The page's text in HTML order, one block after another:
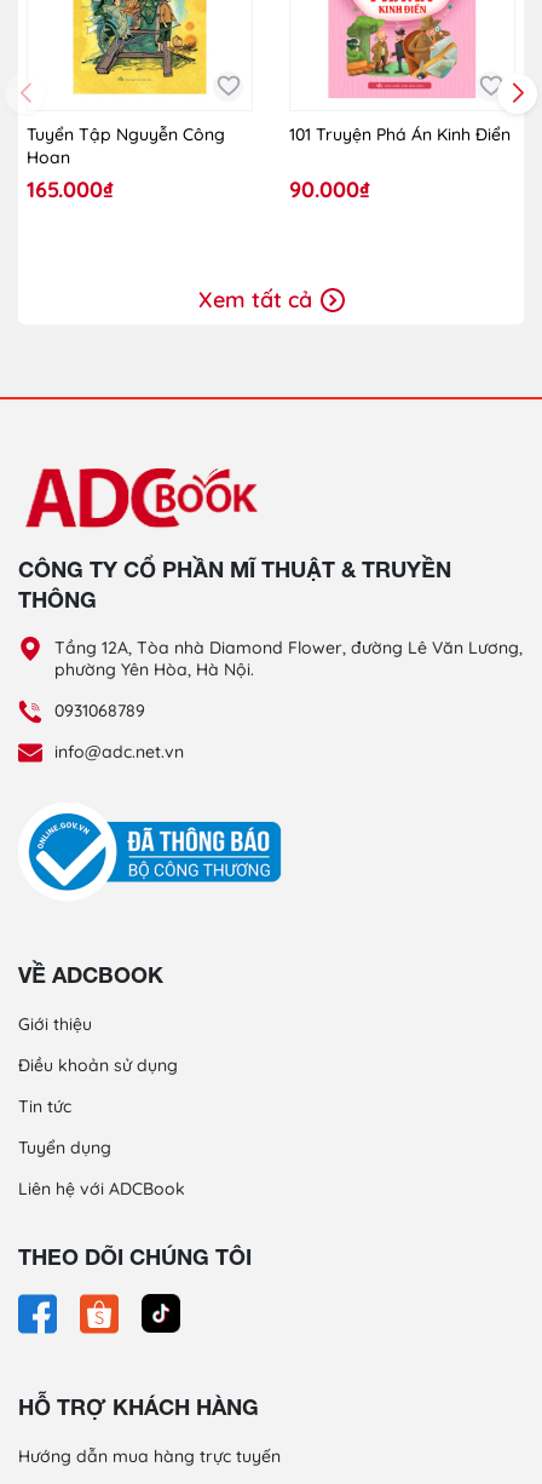
Tuyển Tập Nguyễn Công
Hoan
165.000₫
101 Truyện Phá Án Kinh Điển
90.000₫
Xem tất cả
CÔNG TY CỔ PHẦN MĨ THUẬT & TRUYỀN
THÔNG
Tầng 12A, Tòa nhà Diamond Flower, đường Lê Văn Lương,
phường Yên Hòa, Hà Nội.
0931068789
info@adc.net.vn
VỀ ADCBOOK
Giới thiệu
Điều khoản sử dụng
Tin tức
Tuyển dụng
Liên hệ với ADCBook
THEO DÕI CHÚNG TÔI
HỖ TRỢ KHÁCH HÀNG
Hướng dẫn mua hàng trực tuyến